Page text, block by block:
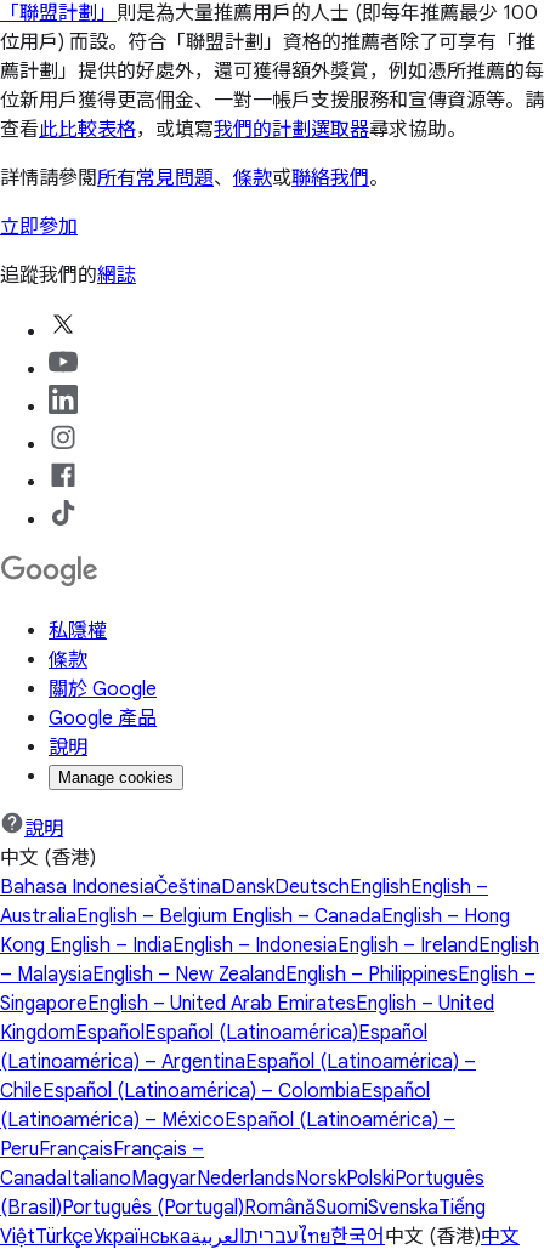
「聯盟計劃」 則是為大量推薦用戶的人士 (即每年推薦最少 100
位用戶) 而設。符合「聯盟計劃」資格的推薦者除了可享有「推
薦計劃」提供的好處外，還可獲得額外獎賞，例如憑所推薦的每
位新用戶獲得更高佣金、一對一帳戶支援服務和宣傳資源等。請
查看此比較表格，或填寫我們的計劃選取器尋求協助。
詳情請參閱所有常見問題、 條款或聯絡我們。
立即參加
追蹤我們的網誌
私隱權
條款
關於 Google
Google 產品
說明
Manage cookies
說明
中文 (香港)
Bahasa IndonesiaČeštinaDanskDeutschEnglishEnglish –
AustraliaEnglish – Belgium English – CanadaEnglish – Hong
Kong English – IndiaEnglish – IndonesiaEnglish – IrelandEnglish
– MalaysiaEnglish – New ZealandEnglish – PhilippinesEnglish –
SingaporeEnglish – United Arab EmiratesEnglish – United
KingdomEspañolEspañol (Latinoamérica)Español
(Latinoamérica) – ArgentinaEspañol (Latinoamérica) –
ChileEspañol (Latinoamérica) – ColombiaEspañol
(Latinoamérica) – MéxicoEspañol (Latinoamérica) –
PeruFrançaisFrançais –
CanadaItalianoMagyarNederlandsNorskPolskiPortuguês
(Brasil)Português (Portugal)RomânăSuomiSvenskaTiếng
ViệtTürkçeУкраїнська עבריתالعربية ไทย한국어 中文 (香港)中文